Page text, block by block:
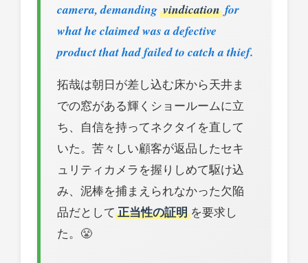
camera, demanding vindication for
what he claimed was a defective
product that had failed to catch a thief.
拓哉は朝日が差し込む床から天井ま
での窓がある輝くショールームに立
ち、自信を持ってネクタイを直して
いた。苦々しい顧客が返品したセキ
ュリティカメラを握りしめて駆け込
み、泥棒を捕まえられなかった欠陥
品だとして 正当性の証明を要求し
た。😤